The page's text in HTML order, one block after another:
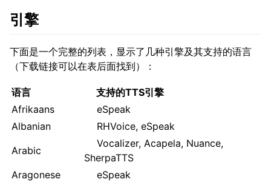
引擎
下面是一个完整的列表，显示了几种引擎及其支持的语言
（下载链接可以在表后面找到）：
语言
支持的TTS引擎
Afrikaans
eSpeak
Albanian
RHVoice, eSpeak
Arabic
Vocalizer, Acapela, Nuance,
SherpaTTS
Aragonese
eSpeak